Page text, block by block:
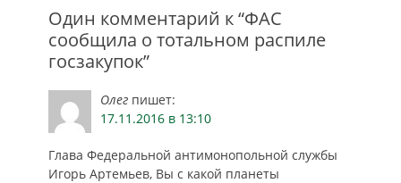
приходится именно
на картельные
сговоры во время
торгов.…
Один комментарий к “ФАС
сообщила о тотальном распиле
госзакупок”
Олег пишет:
17.11.2016 в 13:10
Глава Федеральной антимонопольной службы
Игорь Артемьев, Вы с какой планеты